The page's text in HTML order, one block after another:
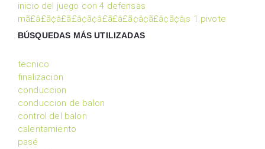
inicio del juego con 4 defensas
mã£â£ã¢â£ã£â¢ã¢â£ã£â£ã¢â¢ã£â¢ã¢â¡s 1 pivote
BÚSQUEDAS MÁS UTILIZADAS
tecnico
finalizacion
conduccion
conduccion de balon
control del balon
calentamiento
pasé